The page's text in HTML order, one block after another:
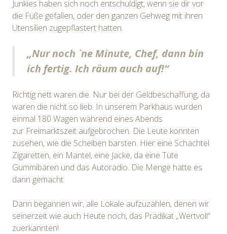
Junkies haben sich noch entschuldigt, wenn sie dir vor
die Füße gefallen, oder den ganzen Gehweg mit ihren
Utensilien zugepflastert hatten.
„Nur noch `ne Minute, Chef, dann bin
ich fertig. Ich räum auch auf!“
Richtig nett waren die. Nur bei der Geldbeschaffung, da
waren die nicht so lieb. In unserem Parkhaus wurden
einmal 180 Wagen während eines Abends
zur Freimarktszeit aufgebrochen. Die Leute konnten
zusehen, wie die Scheiben barsten. Hier eine Schachtel
Zigaretten, ein Mantel, eine Jacke, da eine Tüte
Gummibären und das Autoradio. Die Menge hatte es
dann gemacht.
Dann begannen wir, alle Lokale aufzuzählen, denen wir
seinerzeit wie auch Heute noch, das Prädikat „Wertvoll“
zuerkannten!